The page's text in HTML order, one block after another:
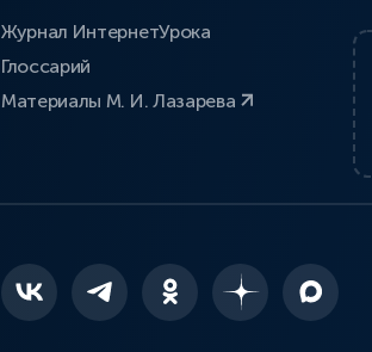
Журнал ИнтернетУрока
Глоссарий
Материалы М. И. Лазарева